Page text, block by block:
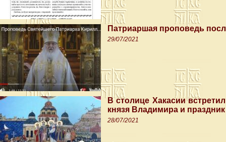
Патриаршая проповедь
29/07/2021
В столице Хакасии
князя Владимира и
28/07/2021